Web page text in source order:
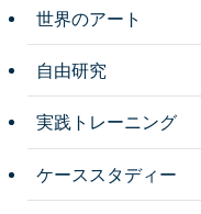
世界のアート
自由研究
実践トレーニング
ケーススタディー